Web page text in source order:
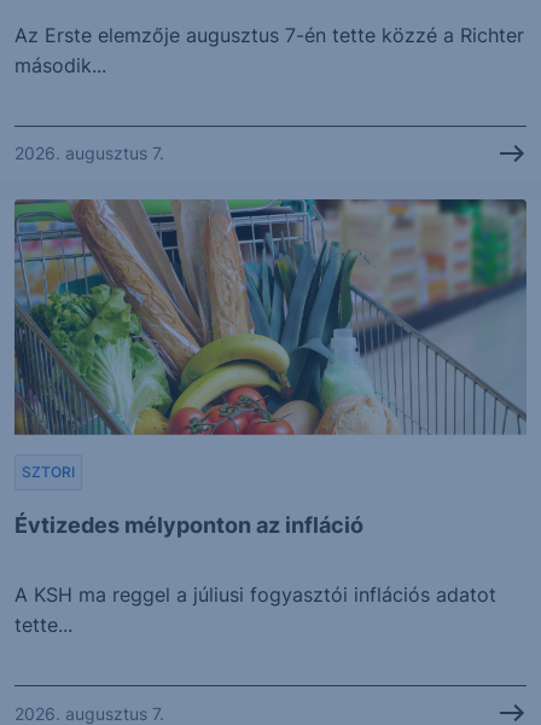
Az Erste elemzője augusztus 7-én tette közzé a Richter
második...
2026. augusztus 7.
Évtizedes mélyponton az infláció
SZTORI
A KSH ma reggel a júliusi fogyasztói inflációs adatot
tette...
2026. augusztus 7.